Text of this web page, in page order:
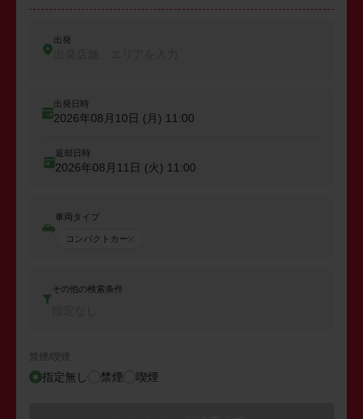
出発
出発日時
2026年08月10日 (月) 11:00
返却日時
2026年08月11日 (火) 11:00
車両タイプ
コンパクトカー
その他の検索条件
禁煙/喫煙
指定無し 禁煙 喫煙